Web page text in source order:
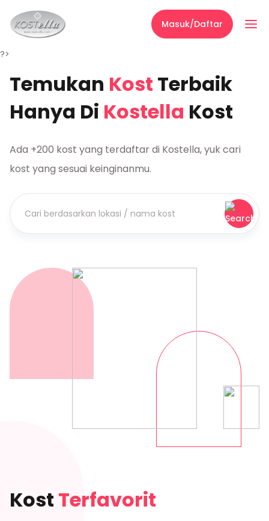
?>
Masuk/Daftar
Temukan Kost Terbaik
Hanya Di Kostella Kost
Ada +200 kost yang terdaftar di Kostella, yuk cari
kost yang sesuai keinginanmu.
Kost Terfavorit